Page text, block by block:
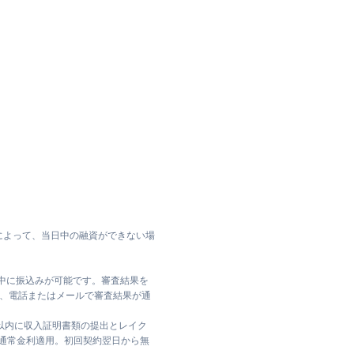
って、当日中の融資ができない場
に振込みが可能です。審査結果を
電話またはメールで審査結果が通
に収入証明書類の提出とレイク
常金利適用。初回契約翌日から無